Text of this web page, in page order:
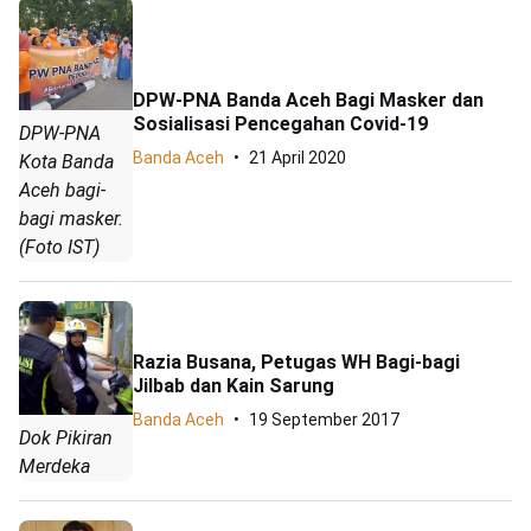
DPW-PNA
Kota Banda
Aceh bagi-
bagi masker.
(Foto IST)
DPW-PNA Banda Aceh Bagi Masker dan
Sosialisasi Pencegahan Covid-19
Banda Aceh 21 April 2020
Dok Pikiran
Merdeka
Razia Busana, Petugas WH Bagi-bagi
Jilbab dan Kain Sarung
Banda Aceh 19 September 2017